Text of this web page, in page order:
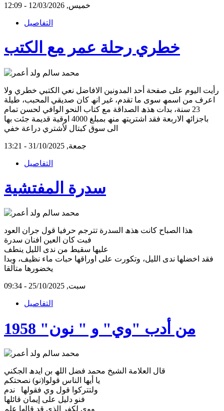
خميس, 12/03/2026 - 12:09
التفاصيل
خطري رحلة عمر مع الكتب
رأيت اليوم على صفحة أحد المدونين الافاضل نعي الكتبي خطري ولا
اعرف من اسمھ سوى ما تقدم، غير انھ كان صديقي المحبب، طيلة
23 سنة، بدات ھذھ الصداقة مع كتاب النحو الوافي لحسن تمام
باجزائھ الاربعة فقد اشتريتھ منھ بمبلغ 4000 اوقية قديمة جئت بھا
الى سوق كبتال لأشتري دراعة خفي
جمعة, 31/10/2025 - 13:21
التفاصيل
سدرة المفتشية
ھذا الصباح كانت ھذھ السدرة تترجم حرفيا قول جران العود
عليھا سقيط من ندى الليل ينطف
فقد اخضلھا ندى الليل، وتكورت على اوراقھا حبات ماء نظيف، وبدا
يخضورھا متألقا
سبت, 25/10/2025 - 09:34
التفاصيل
من أدب "وي" و " نون" 1958
فنو دليل على إيمان قائلها